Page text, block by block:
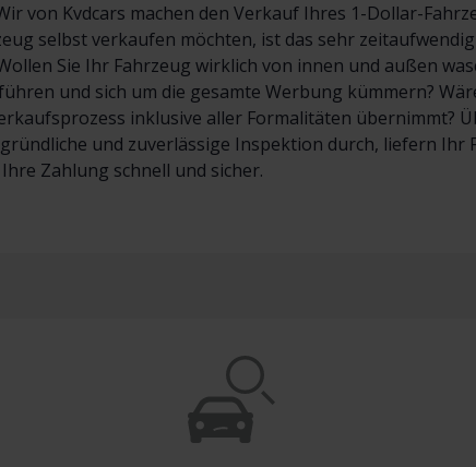
von Kvdcars machen den Verkauf Ihres 1-Dollar-
selbst verkaufen möchten, ist das sehr
Sie Ihr Fahrzeug wirklich von innen und außen
und sich um die gesamte Werbung kümmern?
inklusive aller Formalitäten übernimmt?
und zuverlässige Inspektion durch, liefern Ihr
Zahlung schnell und sicher.